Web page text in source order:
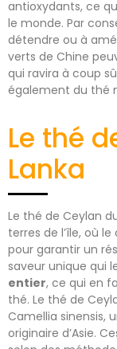
antioxydants, ce
le monde. Par
détendre ou à
verts de Chine
qui ravira à coup
également du thé
Le thé
Lanka
Le thé de Ceylan
terres de l’île, où
pour garantir un
saveur unique qui
entier, ce qui en
thé. Le thé de
Camellia sinensis,
originaire d’Asie.